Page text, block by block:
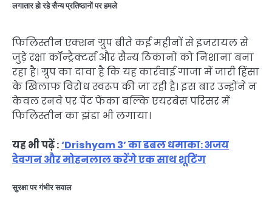
लगातार हो रहे सैन्य प्रतिष्ठानों पर हमले
फिलिस्तीन एक्शन ग्रुप बीते कई महीनों से इजरायल से
जुड़े रक्षा कॉन्ट्रैक्टर्स और सैन्य ठिकानों को निशाना बना
रहा है। ग्रुप का दावा है कि यह कार्रवाई गाजा में जारी हिंसा
के खिलाफ विरोध स्वरूप की जा रही है। इस बार उन्होंने न
केवल रनवे पर पेंट फेंका बल्कि एयरबेस परिसर में
फिलिस्तीन का झंडा भी लगाया।
यह भी पढ़ें :‘Drishyam 3’ का डबल धमाका: अजय
देवगन और मोहनलाल करेंगे एक साथ शूटिंग
सुरक्षा पर गंभीर सवाल